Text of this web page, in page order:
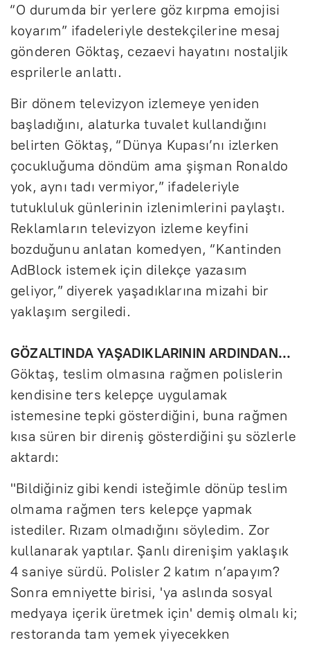
“O durumda bir yerlere göz kırpma emojisi
koyarım” ifadeleriyle destekçilerine mesaj
gönderen Göktaş, cezaevi hayatını nostaljik
esprilerle anlattı.
Bir dönem televizyon izlemeye yeniden
başladığını, alaturka tuvalet kullandığını
belirten Göktaş, “Dünya Kupası’nı izlerken
çocukluğuma döndüm ama şişman Ronaldo
yok, aynı tadı vermiyor,” ifadeleriyle
tutukluluk günlerinin izlenimlerini paylaştı.
Reklamların televizyon izleme keyfini
bozduğunu anlatan komedyen, “Kantinden
AdBlock istemek için dilekçe yazasım
geliyor,” diyerek yaşadıklarına mizahi bir
yaklaşım sergiledi.
GÖZALTINDA YAŞADIKLARININ ARDINDAN...
Göktaş, teslim olmasına rağmen polislerin
kendisine ters kelepçe uygulamak
istemesine tepki gösterdiğini, buna rağmen
kısa süren bir direniş gösterdiğini şu sözlerle
aktardı:
"Bildiğiniz gibi kendi isteğimle dönüp teslim
olmama rağmen ters kelepçe yapmak
istediler. Rızam olmadığını söyledim. Zor
kullanarak yaptılar. Şanlı direnişim yaklaşık
4 saniye sürdü. Polisler 2 katım n’apayım?
Sonra emniyette birisi, 'ya aslında sosyal
medyaya içerik üretmek için' demiş olmalı ki;
restoranda tam yemek yiyecekken